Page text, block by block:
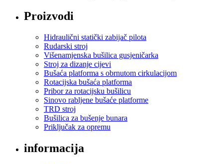
Proizvodi
Hidraulični statički zabijač pilota
Rudarski stroj
Višenamjenska bušilica gusjeničarka
Stroj za dizanje cijevi
Bušaća platforma s obrnutom cirkulacijom
Rotacijska bušaća platforma
Pribor za rotacijsku bušilicu
Sinovo rabljene bušaće platforme
TRD stroj
Bušilica za bušenje bunara
Priključak za opremu
informacija